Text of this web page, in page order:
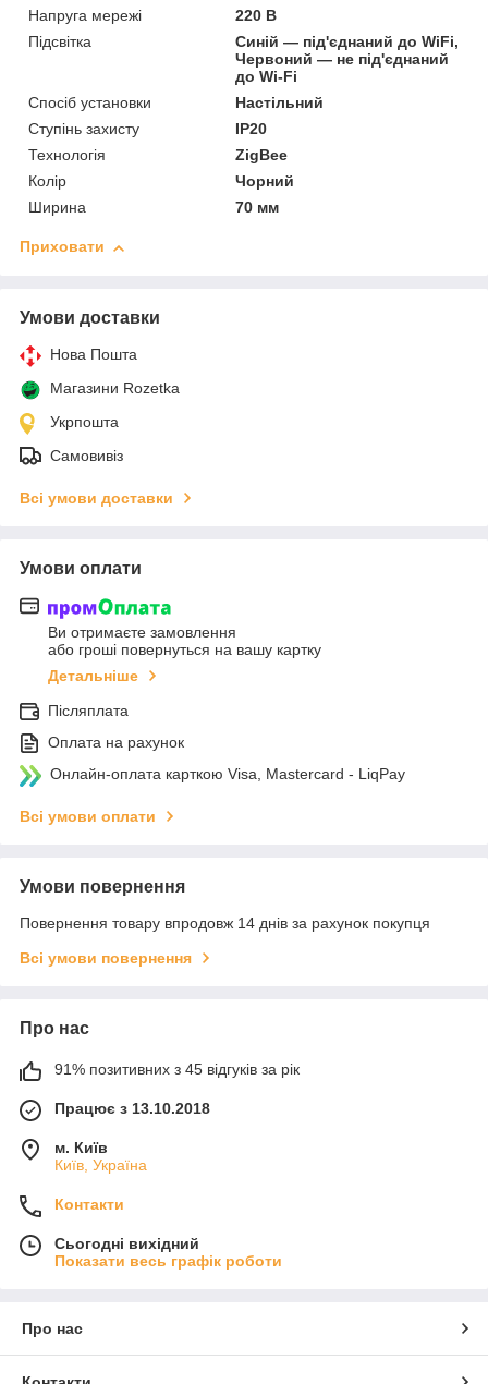
Напруга мережі
220 В
Підсвітка
Синій — під'єднаний до WiFi,
Червоний — не під'єднаний
до Wi-Fi
Спосіб установки
Настільний
Ступінь захисту
IP20
Технологія
ZigBee
Колір
Чорний
Ширина
70 мм
Приховати
Умови доставки
Нова Пошта
Магазини Rozetka
Укрпошта
Самовивіз
Всі умови доставки
Умови оплати
Ви отримаєте замовлення
або гроші повернуться на вашу картку
Детальніше
Післяплата
Оплата на рахунок
Онлайн-оплата карткою Visa, Mastercard - LiqPay
Всі умови оплати
Умови повернення
Повернення товару впродовж 14 днів за рахунок покупця
Всі умови повернення
Про нас
91% позитивних з 45 відгуків за рік
Працює з 13.10.2018
м. Київ
Київ, Україна
Контакти
Сьогодні вихідний
Показати весь графік роботи
Про нас